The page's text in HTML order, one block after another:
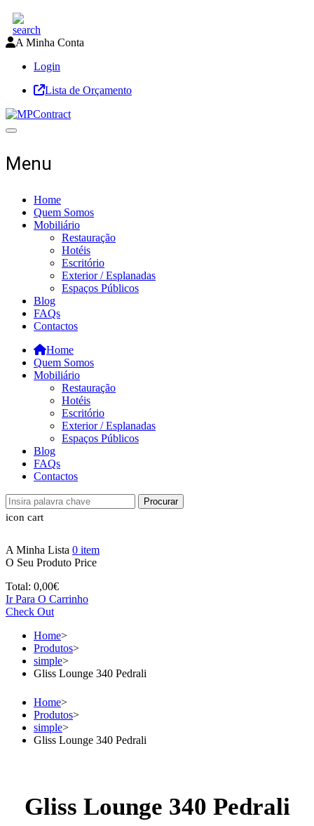
A Minha Conta
Login
Lista de Orçamento
Toggle navigation
Menu
Home
Quem Somos
Mobiliário
Restauração
Hotéis
Escritório
Exterior / Esplanadas
Espaços Públicos
Blog
FAQs
Contactos
Home
Quem Somos
Mobiliário
Restauração
Hotéis
Escritório
Exterior / Esplanadas
Espaços Públicos
Blog
FAQs
Contactos
Procurar
icon cart
A Minha Lista 0 item
O Seu Produto Price
Total: 0,00€
Ir Para O Carrinho
Check Out
Home>
Produtos>
simple>
Gliss Lounge 340 Pedrali
Home>
Produtos>
simple>
Gliss Lounge 340 Pedrali
Gliss Lounge 340 Pedrali